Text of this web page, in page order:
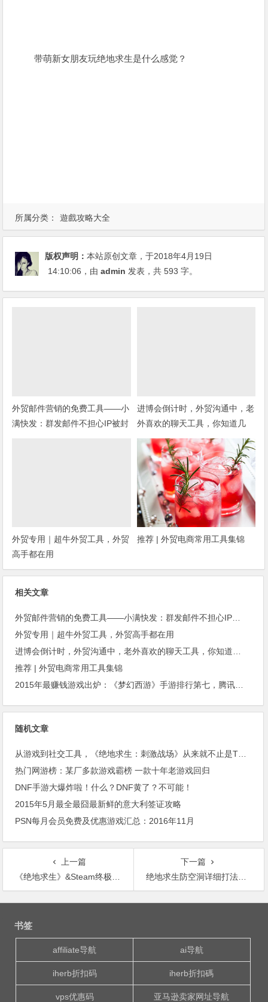
所属分类： 遊戲攻略大全
带萌新女朋友玩绝地求生是什么感觉？
版权声明：本站原创文章，于2018年4月19日
14:10:06 ，由admin 发表，共 593 字。
外贸邮件营销的免费工具——小
满快发：群发邮件不担心IP被封
进博会倒计时，外贸沟通中，老
外喜欢的聊天工具，你知道几
种？
外贸专用｜超牛外贸工具，外贸
高手都在用
推荐 | 外贸电商常用工具集锦
相关文章
外贸邮件营销的免费工具——小满快发：群发邮件不担心IP被封
外贸专用｜超牛外贸工具，外贸高手都在用
进博会倒计时，外贸沟通中，老外喜欢的聊天工具，你知道几种？
推荐 | 外贸电商常用工具集锦
2015年最赚钱游戏出炉：《梦幻西游》手游排行第七，腾讯总收入进前三
随机文章
从游戏到社交工具，《绝地求生：刺激战场》从来就不止是TPS
热门网游榜：某厂多款游戏霸榜 一款十年老游戏回归
DNF手游大爆炸啦！什么？DNF黄了？不可能！
2015年5月最全最囧最新鲜的意大利签证攻略
PSN每月会员免费及优惠游戏汇总：2016年11月
上一篇
《绝地求生》&Steam终极攻略——账号保护
下一篇
绝地求生防空洞详细打法图文攻略
文
书签
affiliate导航 ai导航
iherb折扣码 iherb折扣碼
vps优惠码 亚马逊卖家网址导航